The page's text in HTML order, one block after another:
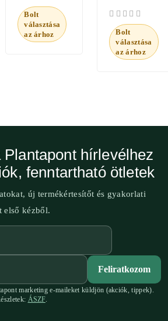
Bolt
választása
az árhoz
Bolt
választása
az árhoz
hírlevélhez
fenntartható ötletek
új termékértesítőt és gyakorlati
első kézből.
Feliratkozom
marketing e-maileket küldjön (akciók, tippek).
ÁSZF.